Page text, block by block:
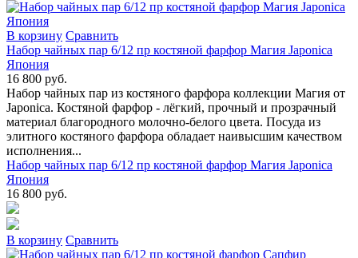
В коpзину Сpавнить
Набор чайных пар 6/12 пр костяной фарфор Магия Japonica
Япония
16 800 руб.
Набор чайных пар из костяного фарфора коллекции Магия от
Japonica. Костяной фарфор - лёгкий, прочный и прозрачный
материал благородного молочно-белого цвета. Посуда из
элитного костяного фарфора обладает наивысшим качеством
исполнения...
Набор чайных пар 6/12 пр костяной фарфор Магия Japonica
Япония
16 800 руб.
В коpзину Сpавнить